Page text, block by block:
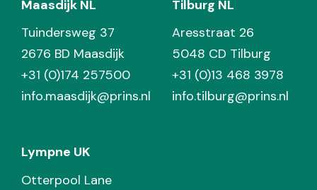
Maasdijk NL
Tuindersweg 37
2676 BD Maasdijk
+31 (0)174 257500
info.maasdijk@prins.nl
Tilburg NL
Aresstraat 26
5048 CD Tilburg
+31 (0)13 468 3978
info.tilburg@prins.nl
Lympne UK
Otterpool Lane